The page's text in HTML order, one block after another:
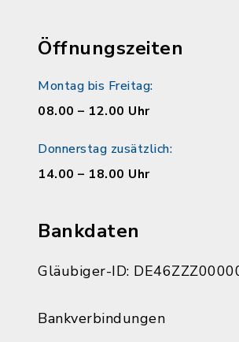
Öffnungszeiten
Montag bis Freitag:
08.00 – 12.00 Uhr
Donnerstag zusätzlich:
14.00 – 18.00 Uhr
Bankdaten
Gläubiger-ID:
Bankverbindungen